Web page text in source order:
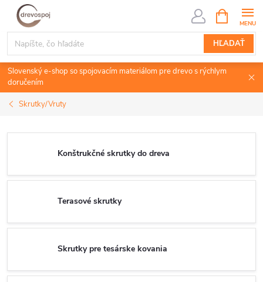
Prejsť
obsah
HĽADAŤ
KOŠÍK
Slovenský e-shop so spojovacím materiálom pre drevo s rýchlym
doručením
Skrutky/Vruty
Konštrukčné skrutky do dreva
Terasové skrutky
Skrutky pre tesárske kovania